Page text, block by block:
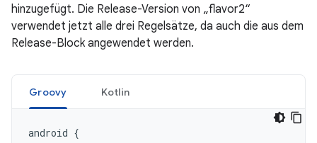
hinzugefügt. Die Release-Version von „flavor2“
verwendet jetzt alle drei Regelsätze, da auch die aus dem
Release-Block angewendet werden.
Groovy Kotlin
android {